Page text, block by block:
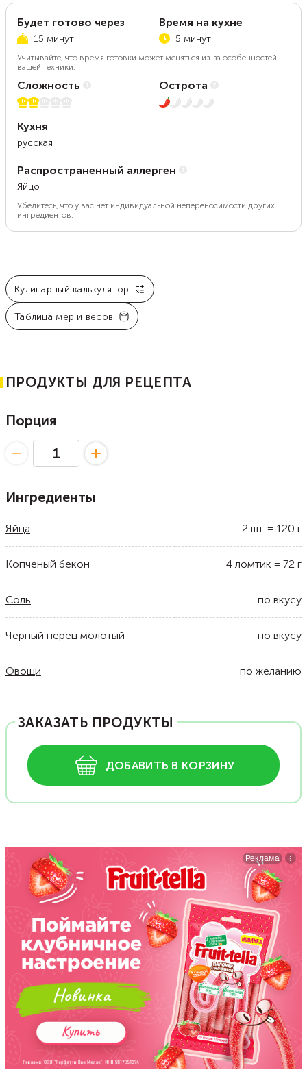
Будет готово через
15 минут
Время на кухне
5 минут
Учитывайте, что время готовки может меняться из-за особенностей
вашей техники.
Сложность
2 из 5
Острота
1 из 5
Кухня
русская
Распространенный аллерген
Яйцо
Убедитесь, что у вас нет индивидуальной непереносимости других
ингредиентов.
Кулинарный калькулятор
Таблица мер и весов
ПРОДУКТЫ ДЛЯ РЕЦЕПТА
Порция
Ингредиенты
Яйца 2 шт. = 120 г
Копченый бекон 4 ломтик = 72 г
Соль по вкусу
Черный перец молотый по вкусу
Овощи по желанию
ЗАКАЗАТЬ ПРОДУКТЫ
ДОБАВИТЬ В КОРЗИНУ